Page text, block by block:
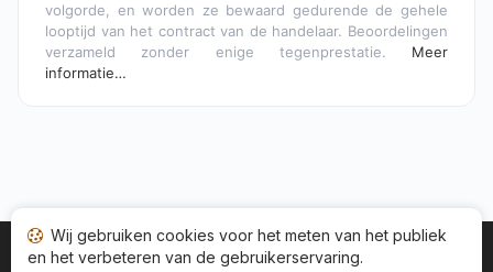
volgorde, en worden ze bewaard gedurende de gehele
looptijd van het contract van de handelaar. Beoordelingen
verzameld zonder enige tegenprestatie. Meer
informatie…
Startpagina Status adviezen Categorieën
Wij gebruiken cookies voor het meten van het publiek
en het verbeteren van de gebruikerservaring.